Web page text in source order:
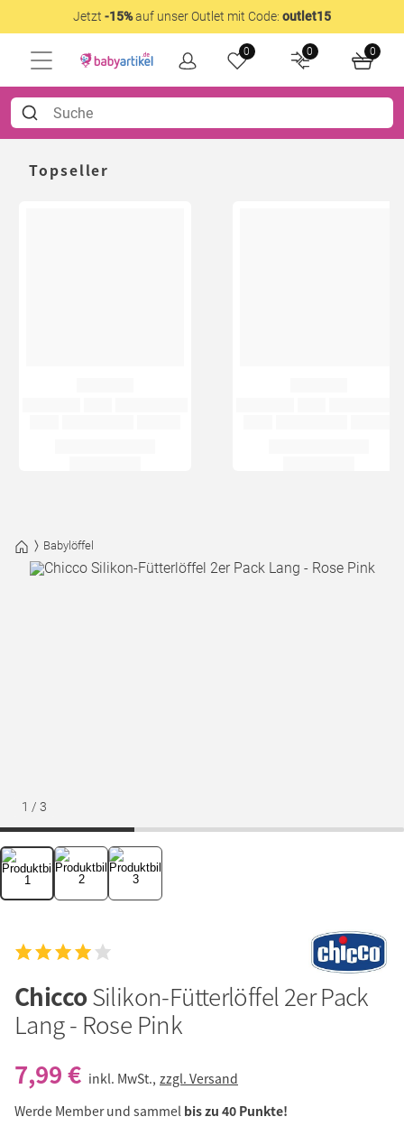
Jetzt -15%auf unser Outlet mit Code: outlet15
0 0 0
Topseller
Babylöffel
1 / 3
ChiccoSilikon-Fütterlöffel 2er Pack
Lang - Rose Pink
7,99 € inkl. MwSt., zzgl. Versand
Werde Member und sammel bis zu 40 Punkte!